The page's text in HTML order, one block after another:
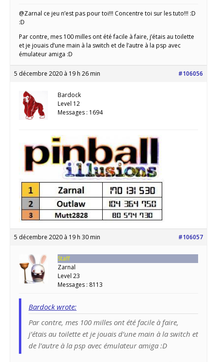
@Zarnal ce jeu n’est pas pour toi!!! Concentre toi sur les tuto!!! :D
:D
Par contre, mes 100 milles ont été facile à faire, j’étais au toilette
et je jouais d’une main à la switch et de l’autre à la psp avec
émulateur amiga :D
5 décembre 2020 à 19 h 26 min #106056
Bardock
Level 12
Messages : 1694
5 décembre 2020 à 19 h 30 min #106057
Staff
Zarnal
Level 23
Messages : 8113
Bardock wrote:
Par contre, mes 100 milles ont été facile à faire,
j’étais au toilette et je jouais d’une main à la switch et
de l’autre à la psp avec émulateur amiga :D